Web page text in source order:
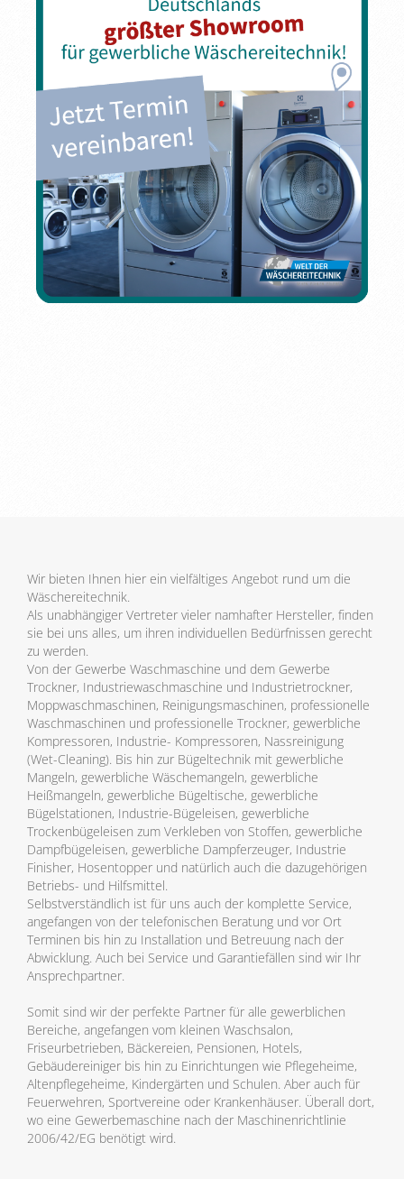
Wir bieten Ihnen hier ein vielfältiges Angebot rund um die
Wäschereitechnik.
Als unabhängiger Vertreter vieler namhafter Hersteller, finden
sie bei uns alles, um ihren individuellen Bedürfnissen gerecht
zu werden.
Von der Gewerbe Waschmaschine und dem Gewerbe
Trockner, Industriewaschmaschine und Industrietrockner,
Moppwaschmaschinen, Reinigungsmaschinen, professionelle
Waschmaschinen und professionelle Trockner, gewerbliche
Kompressoren, Industrie- Kompressoren, Nassreinigung
(Wet-Cleaning). Bis hin zur Bügeltechnik mit gewerbliche
Mangeln, gewerbliche Wäschemangeln, gewerbliche
Heißmangeln, gewerbliche Bügeltische, gewerbliche
Bügelstationen, Industrie-Bügeleisen, gewerbliche
Trockenbügeleisen zum Verkleben von Stoffen, gewerbliche
Dampfbügeleisen, gewerbliche Dampferzeuger, Industrie
Finisher, Hosentopper und natürlich auch die dazugehörigen
Betriebs- und Hilfsmittel.
Selbstverständlich ist für uns auch der komplette Service,
angefangen von der telefonischen Beratung und vor Ort
Terminen bis hin zu Installation und Betreuung nach der
Abwicklung. Auch bei Service und Garantiefällen sind wir Ihr
Ansprechpartner.
Somit sind wir der perfekte Partner für alle gewerblichen
Bereiche, angefangen vom kleinen Waschsalon,
Friseurbetrieben, Bäckereien, Pensionen, Hotels,
Gebäudereiniger bis hin zu Einrichtungen wie Pflegeheime,
Altenpflegeheime, Kindergärten und Schulen. Aber auch für
Feuerwehren, Sportvereine oder Krankenhäuser. Überall dort,
wo eine Gewerbemaschine nach der Maschinenrichtlinie
2006/42/EG benötigt wird.